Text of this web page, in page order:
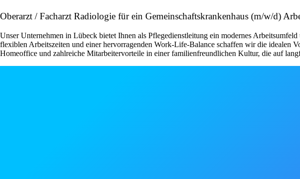
Oberarzt / Facharzt Radiologie für ein Gemeinschaftskrankenhaus (m/w/d)
Unser Unternehmen in Lübeck bietet Ihnen als Pflegedienstleitung ein modernes
flexiblen Arbeitszeiten und einer hervorragenden Work-Life-Balance schaffen wir die idealen
Homeoffice und zahlreiche Mitarbeitervorteile in einer familienfreundlichen Kultur, die auf